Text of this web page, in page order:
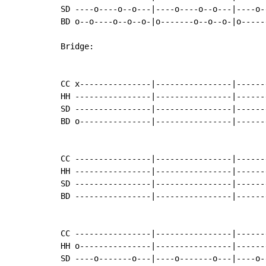
SD ----o----o--o---|----o----o--o---|----
BD o--o----o--o--o-|o-------o--o--o-
Bridge:
CC x---------------|----------------
HH ----------------|----------------
SD ----------------|----------------
BD o---------------|----------------
CC ----------------|----------------
HH ----------------|----------------
SD ----------------|----------------
BD ----------------|----------------
CC ----------------|----------------
HH o---------------|----------------
SD ----o-------o---|----o-------o---|----